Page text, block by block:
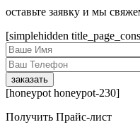
оcтавьте заявку и мы
[simplehidden
[honeypot honeypot-230]
Получить Прайс-лист